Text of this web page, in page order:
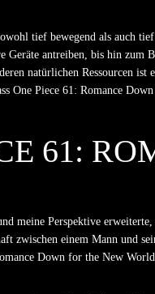
tief bewegend als auch
antreiben, bis hin zum
natürlichen Ressourcen
One Piece 61: Romance
61:
meine Perspektive
zwischen einem Mann und
Down for the New